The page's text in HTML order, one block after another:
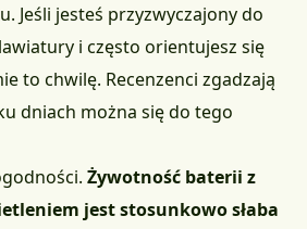
Jeśli jesteś przyzwyczajony do
i często orientujesz się
to chwilę. Recenzenci zgadzają
dniach można się do tego
Żywotność baterii z
jest stosunkowo słaba